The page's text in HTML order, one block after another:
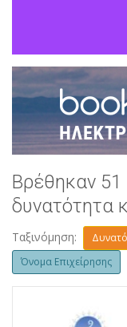
Βρέθηκαν 51
δυνατότητα
Ταξινόμηση:
Όνομα Επιχείρησης